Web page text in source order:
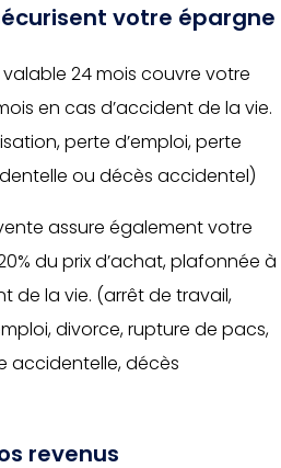
votre épargne
24 mois couvre votre
en cas d’accident de la vie.
perte d’emploi, perte
ou décès accidentel)
assure également votre
du prix d’achat, plafonnée à
de la vie. (arrêt de travail,
divorce, rupture de pacs,
accidentelle, décès
revenus